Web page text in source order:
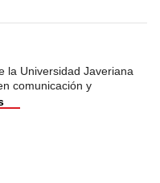
la Universidad Javeriana
comunicación y